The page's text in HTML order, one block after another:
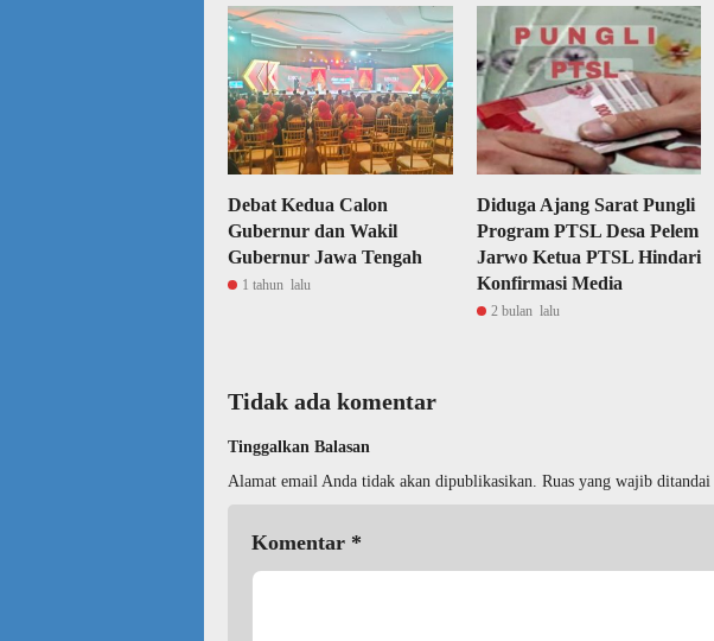
Debat Kedua Calon
Gubernur dan Wakil
Gubernur Jawa Tengah
1 tahun lalu
Diduga Ajang Sarat Pungli
Program PTSL Desa Pelem
Jarwo Ketua PTSL Hindari
Konfirmasi Media
2 bulan lalu
Tidak ada komentar
Tinggalkan Balasan
Alamat email Anda tidak akan dipublikasikan. Ruas yang wajib ditandai
Komentar *